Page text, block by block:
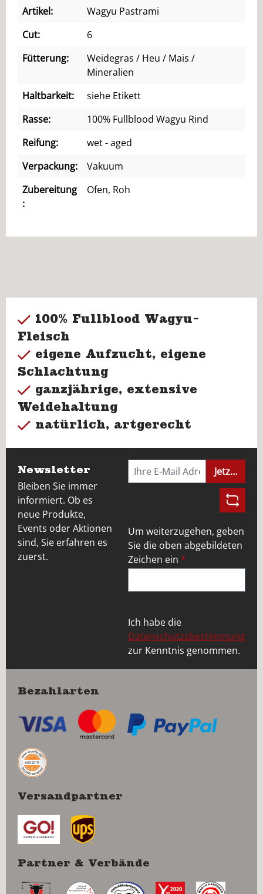
Artikel:
Wagyu Pastrami
Cut:
6
Fütterung:
Weidegras / Heu / Mais /
Mineralien
Haltbarkeit:
siehe Etikett
Rasse:
100% Fullblood Wagyu Rind
Reifung:
wet - aged
Verpackung:
Vakuum
Zubereitung
:
Ofen, Roh
100% Fullblood Wagyu-
Fleisch
eigene Aufzucht, eigene
Schlachtung
ganzjährige, extensive
Weidehaltung
natürlich, artgerecht
Newsletter
Bleiben Sie immer
informiert. Ob es
neue Produkte,
Events oder Aktionen
sind, Sie erfahren es
zuerst.
Jetzt
Um weiterzugehen, geben
Sie die oben abgebildeten
Zeichen ein *
Ich habe die
Datenschutzsbestimmung
zur Kenntnis genommen.
Bezahlarten
Versandpartner
Partner & Verbände